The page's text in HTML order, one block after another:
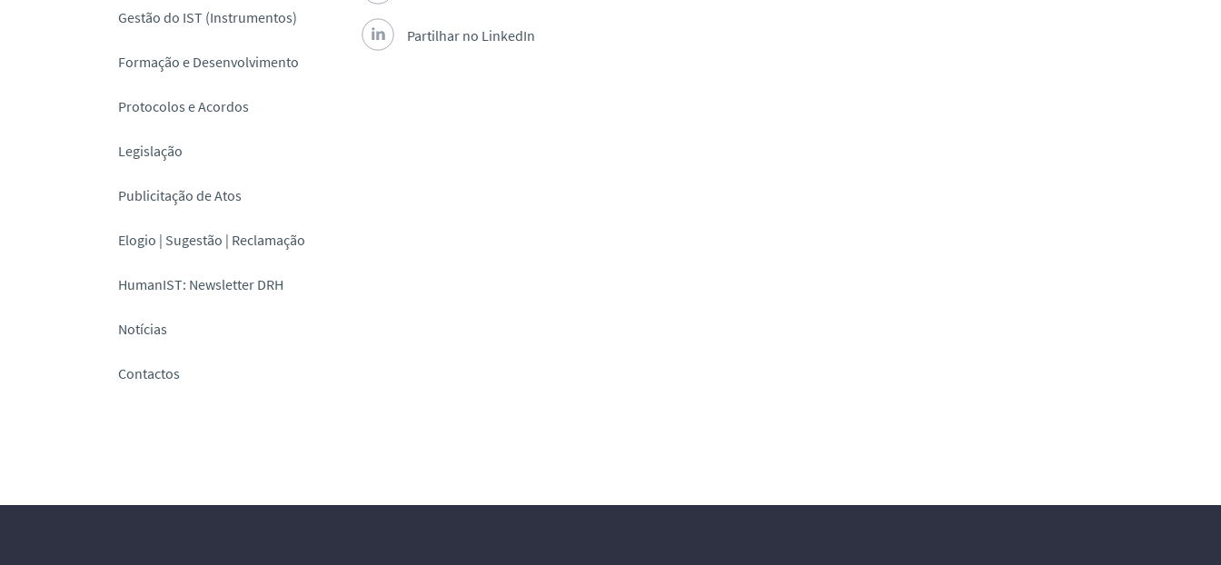
Gestão do IST (Instrumentos)
Formação e Desenvolvimento
Protocolos e Acordos
Legislação
Publicitação de Atos
Elogio | Sugestão | Reclamação
HumanIST: Newsletter DRH
Notícias
Contactos
Partilhar no LinkedIn